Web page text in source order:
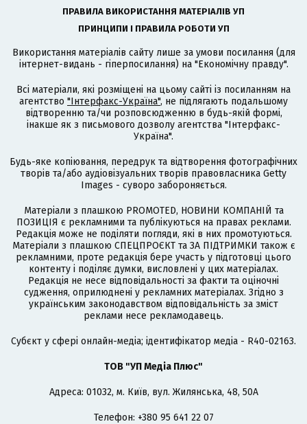
ПРАВИЛА ВИКОРИСТАННЯ МАТЕРІАЛІВ УП
ПРИНЦИПИ І ПРАВИЛА РОБОТИ УП
Використання матеріалів сайту лише за умови посилання (для
інтернет-видань - гіперпосилання) на "Економічну правду".
Всі матеріали, які розміщені на цьому сайті із посиланням на
агентство "Інтерфакс-Україна", не підлягають подальшому
відтворенню та/чи розповсюдженню в будь-якій формі,
інакше як з письмового дозволу агентства "Інтерфакс-
Україна".
Будь-яке копіювання, передрук та відтворення фотографічних
творів та/або аудіовізуальних творів правовласника Getty
Images - суворо забороняється.
Матеріали з плашкою PROMOTED, НОВИНИ КОМПАНІЙ та
ПОЗИЦІЯ є рекламними та публікуються на правах реклами.
Редакція може не поділяти погляди, які в них промотуються.
Матеріали з плашкою СПЕЦПРОЄКТ та ЗА ПІДТРИМКИ також є
рекламними, проте редакція бере участь у підготовці цього
контенту і поділяє думки, висловлені у цих матеріалах.
Редакція не несе відповідальності за факти та оціночні
судження, оприлюднені у рекламних матеріалах. Згідно з
українським законодавством відповідальність за зміст
реклами несе рекламодавець.
Cубєкт у сфері онлайн-медіа; ідентифікатор медіа - R40-02163.
ТОВ "УП Медіа Плюс"
Адреса: 01032, м. Київ, вул. Жилянська, 48, 50А
Телефон: +380 95 641 22 07